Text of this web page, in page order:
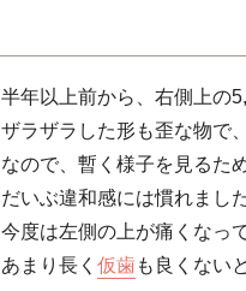
半年以上前から、右側上の
ザラザラした形も歪な物で
なので、暫く様子を見るた
だいぶ違和感には慣れました
今度は左側の上が痛くなっ
あまり長く 仮歯 も良くない